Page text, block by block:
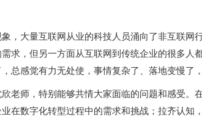
，⼤量互联⽹从业的科技⼈员涌向了⾮互联⽹
求，但另一方面从互联网到传统企业的很多人
总感觉有力无处使，事情复杂了、落地变慢
老师，特别能够共情大家面临的问题和感受。
在数字化转型过程中的需求和挑战；拉齐认知